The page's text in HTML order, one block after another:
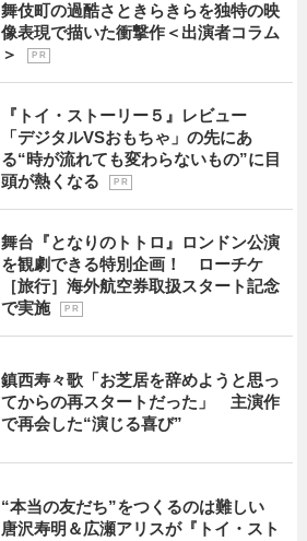
舞伎町の過酷さときらきらを独特の映
像表現で描いた衝撃作＜出演者コラム
＞
P R
『トイ・ストーリー５』レビュー
「デジタルVSおもちゃ」の先にあ
る“時が流れても変わらないもの”に目
頭が熱くなる
P R
舞台『となりのトトロ』ロンドン公演
を観劇できる特別企画！ ローチケ
［旅行］海外航空券取扱スタート記念
で実施
P R
鎮西寿々歌「お芝居を辞めようと思っ
てからの再スタートだった」 主演作
で再会した“演じる喜び”
“本当の友だち”をつくるのは難しい
唐沢寿明＆広瀬アリスが『トイ・スト